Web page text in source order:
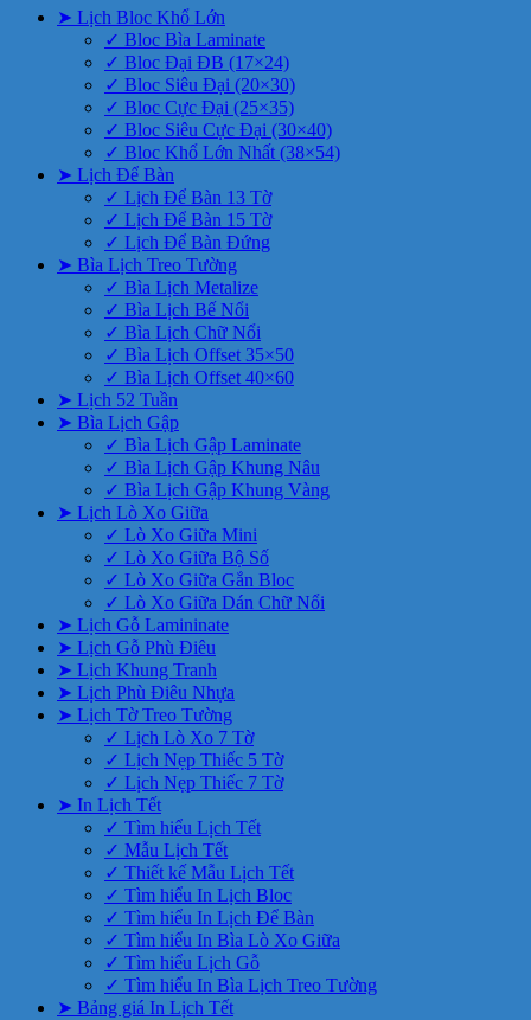
➤ Lịch Bloc Khổ Lớn
✓ Bloc Bìa Laminate
✓ Bloc Đại ĐB (17×24)
✓ Bloc Siêu Đại (20×30)
✓ Bloc Cực Đại (25×35)
✓ Bloc Siêu Cực Đại (30×40)
✓ Bloc Khổ Lớn Nhất (38×54)
➤ Lịch Để Bàn
✓ Lịch Để Bàn 13 Tờ
✓ Lịch Để Bàn 15 Tờ
✓ Lịch Để Bàn Đứng
➤ Bìa Lịch Treo Tường
✓ Bìa Lịch Metalize
✓ Bìa Lịch Bế Nổi
✓ Bìa Lịch Chữ Nổi
✓ Bìa Lịch Offset 35×50
✓ Bìa Lịch Offset 40×60
➤ Lịch 52 Tuần
➤ Bìa Lịch Gập
✓ Bìa Lịch Gập Laminate
✓ Bìa Lịch Gập Khung Nâu
✓ Bìa Lịch Gập Khung Vàng
➤ Lịch Lò Xo Giữa
✓ Lò Xo Giữa Mini
✓ Lò Xo Giữa Bộ Số
✓ Lò Xo Giữa Gắn Bloc
✓ Lò Xo Giữa Dán Chữ Nổi
➤ Lịch Gỗ Lamininate
➤ Lịch Gỗ Phù Điêu
➤ Lịch Khung Tranh
➤ Lịch Phù Điêu Nhựa
➤ Lịch Tờ Treo Tường
✓ Lịch Lò Xo 7 Tờ
✓ Lịch Nẹp Thiếc 5 Tờ
✓ Lịch Nẹp Thiếc 7 Tờ
➤ In Lịch Tết
✓ Tìm hiểu Lịch Tết
✓ Mẫu Lịch Tết
✓ Thiết kế Mẫu Lịch Tết
✓ Tìm hiểu In Lịch Bloc
✓ Tìm hiểu In Lịch Để Bàn
✓ Tìm hiểu In Bìa Lò Xo Giữa
✓ Tìm hiểu Lịch Gỗ
✓ Tìm hiểu In Bìa Lịch Treo Tường
➤ Bảng giá In Lịch Tết